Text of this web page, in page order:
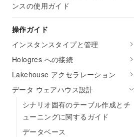
ンスの使用ガイド
操作ガイド
インスタンスタイプと管理
Hologres への接続
Lakehouse アクセラレーション
データ ウェアハウス設計
シナリオ固有のテーブル作成とチ
ューニングに関するガイド
データベース